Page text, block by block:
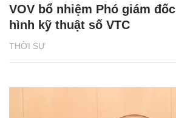
THỜI SỰ
VOV bổ nhiệm Phó giám
hình kỹ thuật số VTC